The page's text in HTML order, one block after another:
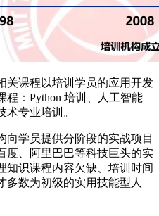
课程以培训学员的应用开发
：Python 培训、人工智能
专业培训。
学员提供分阶段的实战项目
度、阿里巴巴等科技巨头的实
知识课程内容欠缺、培训时间
多数为初级的实用技能型人